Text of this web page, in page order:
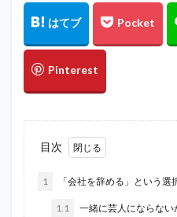
目次
1 「会社を辞める」という選
1.1 一緒に芸人にならない